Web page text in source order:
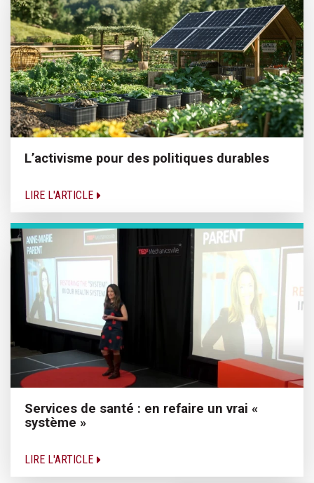
L’activisme pour des politiques durables
LIRE L'ARTICLE
Services de santé : en refaire un vrai «
système »
LIRE L'ARTICLE